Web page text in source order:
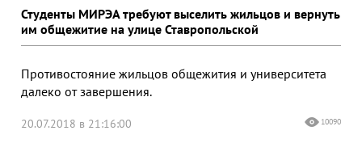
Студенты МИРЭА требуют выселить жильцов и вернуть
им общежитие на улице Ставропольской
Противостояние жильцов общежития и университета
далеко от завершения.
20.07.2018 в 21:16:00 10090